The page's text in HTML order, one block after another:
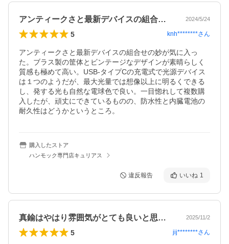
アンティークさと最新デバイスの組合せの妙 2024/5/24
5 knh********さん
アンティークさと最新デバイスの組合せの妙が気に入っ
た。ブラス製の筐体とビンテージなデザインが素晴らしく
質感も極めて高い。USB-タイプCの充電式で光源デバイス
は１つのようだが、最大光量では想像以上に明るくできる
し、発する光も自然な電球色で良い。一目惚れして複数購
入したが、頑丈にできているものの、防水性と内臓電池の
耐久性はどうかというところ。
購入したストア
ハンモック専門店キュリアス
違反報告 いいね 1
真鍮はやはり雰囲気がとても良いと思いま… 2025/11/2
5 jij********さん